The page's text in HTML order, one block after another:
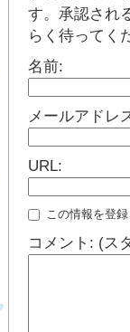
す。承認され
らく待ってく
名前:
メールアドレ
URL:
この情報を登
コメント: (ス